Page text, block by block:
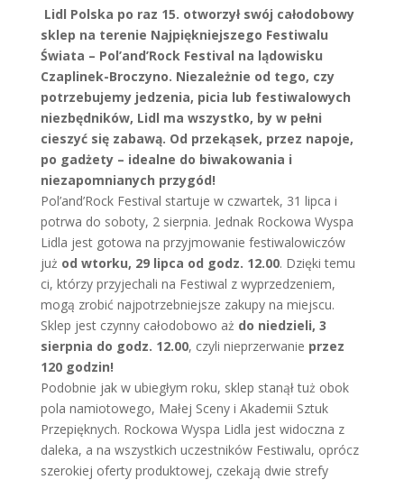
Lidl Polska po raz 15. otworzył swój całodobowy
sklep na terenie Najpiękniejszego Festiwalu
Świata – Pol’and’Rock Festival na lądowisku
Czaplinek-Broczyno. Niezależnie od tego, czy
potrzebujemy jedzenia, picia lub festiwalowych
niezbędników, Lidl ma wszystko, by w pełni
cieszyć się zabawą. Od przekąsek, przez napoje,
po gadżety – idealne do biwakowania i
niezapomnianych przygód!
Pol’and’Rock Festival startuje w czwartek, 31 lipca i
potrwa do soboty, 2 sierpnia. Jednak Rockowa Wyspa
Lidla jest gotowa na przyjmowanie festiwalowiczów
już od wtorku, 29 lipca od godz. 12.00. Dzięki temu
ci, którzy przyjechali na Festiwal z wyprzedzeniem,
mogą zrobić najpotrzebniejsze zakupy na miejscu.
Sklep jest czynny całodobowo aż do niedzieli, 3
sierpnia do godz. 12.00, czyli nieprzerwanie przez
120 godzin!
Podobnie jak w ubiegłym roku, sklep stanął tuż obok
pola namiotowego, Małej Sceny i Akademii Sztuk
Przepięknych. Rockowa Wyspa Lidla jest widoczna z
daleka, a na wszystkich uczestników Festiwalu, oprócz
szerokiej oferty produktowej, czekają dwie strefy